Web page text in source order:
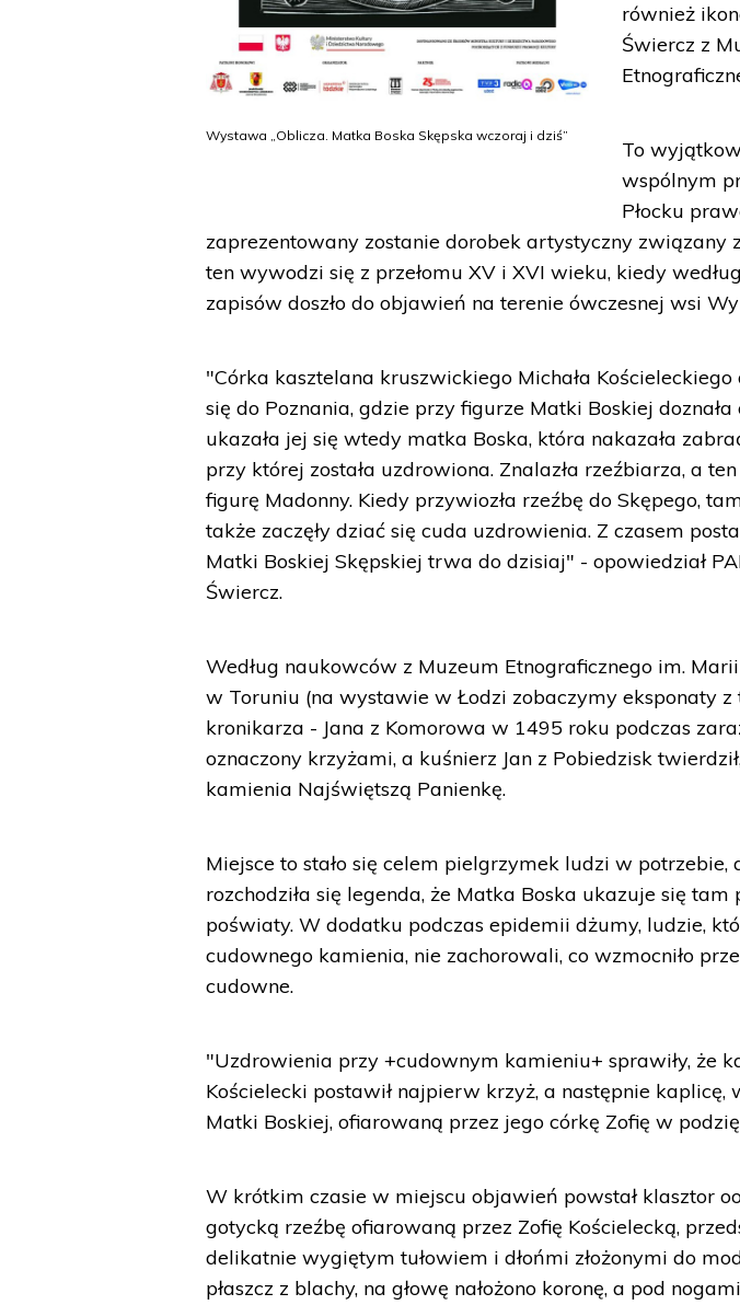
Wystawa „Oblicza. Matka Boska Skępska wczoraj i dziś”
również
Świercz z
To
wspólnym
Płocku
zaprezentowany zostanie dorobek artystyczny związany
ten wywodzi się z przełomu XV i XVI wieku, kiedy
zapisów doszło do objawień na terenie ówczesnej wsi
"Córka kasztelana kruszwickiego Michała
się do Poznania, gdzie przy figurze Matki Boskiej doznała
ukazała jej się wtedy matka Boska, która nakazała
przy której została uzdrowiona. Znalazła rzeźbiarza, a
figurę Madonny. Kiedy przywiozła rzeźbę do Skępego,
także zaczęły dziać się cuda uzdrowienia. Z czasem
Matki Boskiej Skępskiej trwa do dzisiaj" - opowiedział
Świercz.
Według naukowców z Muzeum Etnograficznego im.
w Toruniu (na wystawie w Łodzi zobaczymy eksponaty z
kronikarza - Jana z Komorowa w 1495 roku podczas
oznaczony krzyżami, a kuśnierz Jan z Pobiedzisk
kamienia Najświętszą Panienkę.
Miejsce to stało się celem pielgrzymek ludzi w potrzebie,
rozchodziła się legenda, że Matka Boska ukazuje się
poświaty. W dodatku podczas epidemii dżumy, ludzie,
cudownego kamienia, nie zachorowali, co wzmocniło
cudowne.
"Uzdrowienia przy +cudownym kamieniu+ sprawiły, że
Kościelecki postawił najpierw krzyż, a następnie
Matki Boskiej, ofiarowaną przez jego córkę Zofię w
W krótkim czasie w miejscu objawień powstał klasztor
gotycką rzeźbę ofiarowaną przez Zofię Kościelecką,
delikatnie wygiętym tułowiem i dłońmi złożonymi do
płaszcz z blachy, na głowę nałożono koronę, a pod